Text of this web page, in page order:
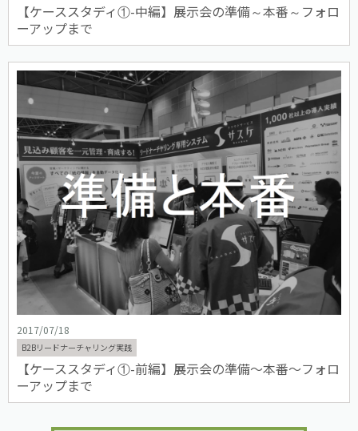
【ケーススタディ①-中編】展示会の準備～本番～フォロ
ーアップまで
2017/07/18
B2Bリードナーチャリング実践
【ケーススタディ①-前編】展示会の準備〜本番〜フォロ
ーアップまで